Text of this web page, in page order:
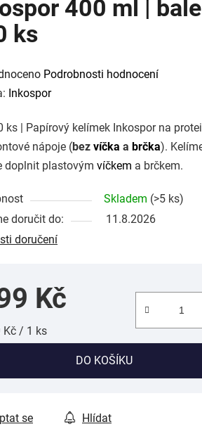
400 ml |
ks
Podrobnosti hodnocení
Inkospor
ks | Papírový kelímek Inkospor na
nápoje (bez víčka a brčka).
doplnit plastovým víčkem a brčkem.
Skladem (>5 ks)
doručit do:
11.8.2026
doručení
Kč
cena:
Kč / 1 ks
DO KOŠÍKU
se Hlídat